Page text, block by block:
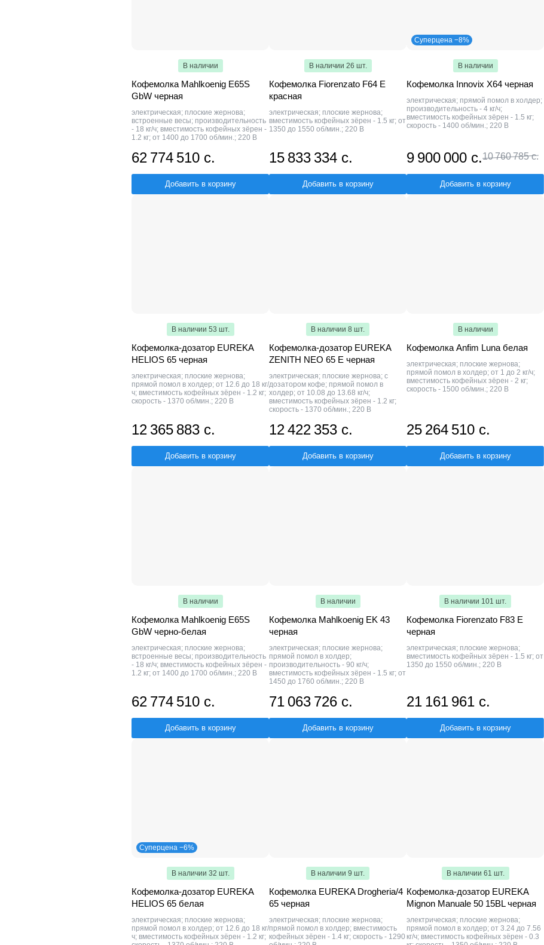
В наличии
Кофемолка Mahlkoenig E65S
GbW черная
электрическая; плоские жернова;
встроенные весы; производительность
- 18 кг/ч; вместимость кофейных зёрен -
1.2 кг; от 1400 до 1700 об/мин.; 220 В
62 774 510 с.
Добавить в корзину
В наличии 26 шт.
Кофемолка Fiorenzato F64 E
красная
электрическая; плоские жернова;
вместимость кофейных зёрен - 1.5 кг; от
1350 до 1550 об/мин.; 220 В
15 833 334 с.
Добавить в корзину
Суперцена −8%
В наличии
Кофемолка Innovix X64 черная
электрическая; прямой помол в холдер;
производительность - 4 кг/ч;
вместимость кофейных зёрен - 1.5 кг;
скорость - 1400 об/мин.; 220 В
9 900 000 с.10 760 785 с.
Добавить в корзину
В наличии 53 шт.
Кофемолка-дозатор EUREKA
HELIOS 65 черная
электрическая; плоские жернова;
прямой помол в холдер; от 12.6 до 18 кг/
ч; вместимость кофейных зёрен - 1.2 кг;
скорость - 1370 об/мин.; 220 В
12 365 883 с.
Добавить в корзину
В наличии 8 шт.
Кофемолка-дозатор EUREKA
ZENITH NEO 65 E черная
электрическая; плоские жернова; с
дозатором кофе; прямой помол в
холдер; от 10.08 до 13.68 кг/ч;
вместимость кофейных зёрен - 1.2 кг;
скорость - 1370 об/мин.; 220 В
12 422 353 с.
Добавить в корзину
В наличии
Кофемолка Anfim Luna белая
электрическая; плоские жернова;
прямой помол в холдер; от 1 до 2 кг/ч;
вместимость кофейных зёрен - 2 кг;
скорость - 1500 об/мин.; 220 В
25 264 510 с.
Добавить в корзину
В наличии
Кофемолка Mahlkoenig E65S
GbW черно-белая
электрическая; плоские жернова;
встроенные весы; производительность
- 18 кг/ч; вместимость кофейных зёрен -
1.2 кг; от 1400 до 1700 об/мин.; 220 В
62 774 510 с.
Добавить в корзину
В наличии
Кофемолка Mahlkoenig EK 43
черная
электрическая; плоские жернова;
прямой помол в холдер;
производительность - 90 кг/ч;
вместимость кофейных зёрен - 1.5 кг; от
1450 до 1760 об/мин.; 220 В
71 063 726 с.
Добавить в корзину
В наличии 101 шт.
Кофемолка Fiorenzato F83 E
черная
электрическая; плоские жернова;
вместимость кофейных зёрен - 1.5 кг; от
1350 до 1550 об/мин.; 220 В
21 161 961 с.
Добавить в корзину
Суперцена −6%
В наличии 32 шт.
Кофемолка-дозатор EUREKA
HELIOS 65 белая
электрическая; плоские жернова;
прямой помол в холдер; от 12.6 до 18 кг/
ч; вместимость кофейных зёрен - 1.2 кг;
В наличии 9 шт.
Кофемолка EUREKA Drogheria/4
65 черная
электрическая; плоские жернова;
прямой помол в холдер; вместимость
кофейных зёрен - 1.4 кг; скорость - 1290
В наличии 61 шт.
Кофемолка-дозатор EUREKA
Mignon Manuale 50 15BL черная
электрическая; плоские жернова;
прямой помол в холдер; от 3.24 до 7.56
кг/ч; вместимость кофейных зёрен - 0.3